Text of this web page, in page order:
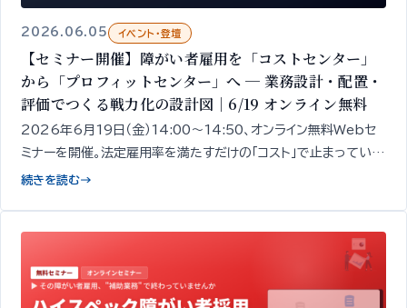
2026.06.05 イベント・登壇
【セミナー開催】障がい者雇用を「コストセンター」
から「プロフィットセンター」へ ─ 業務設計・配置・
評価でつくる戦力化の設計図｜6/19 オンライン無料
2026年6月19日（金）14:00〜14:50、オンライン無料Webセ
ミナーを開催。法定雇用率を満たすだけの「コスト」で止まっている
障がい者雇用を、収益に貢献する「戦力」へ変えるための4つの実
続きを読む→